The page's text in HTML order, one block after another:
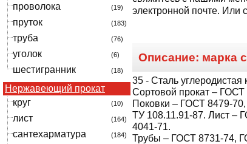
проволока (19)
пруток (183)
труба (76)
уголок (6)
шестигранник (18)
Нержавеющий прокат
круг
(10)
лист (164)
сантехарматура (184)
электронной почте. Или
Описание: марка
35 - Сталь углеродистая
Сортовой прокат –
Поковки – ГОСТ 8479-
ТУ 108.11.91-87. Лист –
4041-71.
Трубы – ГОСТ 8731-74,